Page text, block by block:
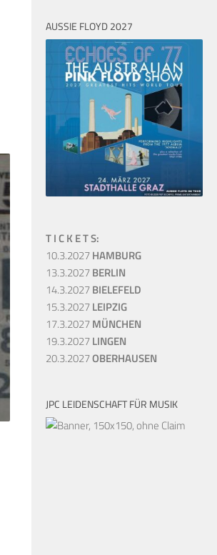
AUSSIE FLOYD 2027
T I C K E T S:
10.3.2027HAMBURG
13.3.2027BERLIN
14.3.2027BIELEFELD
15.3.2027LEIPZIG
17.3.2027MÜNCHEN
19.3.2027LINGEN
20.3.2027OBERHAUSEN
JPC LEIDENSCHAFT FÜR MUSIK